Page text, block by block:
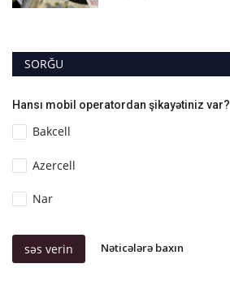
SORĞU
Hansı mobil operatordan şikayətiniz var?
Bakcell
Azercell
Nar
səs verin Nəticələrə baxın